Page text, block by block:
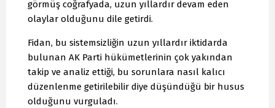
görmüş coğrafyada, uzun yıllardır devam eden
olaylar olduğunu dile getirdi.
Fidan, bu sistemsizliğin uzun yıllardır iktidarda
bulunan AK Parti hükümetlerinin çok yakından
takip ve analiz ettiği, bu sorunlara nasıl kalıcı
düzenlenme getirilebilir diye düşündüğü bir husus
olduğunu vurguladı.